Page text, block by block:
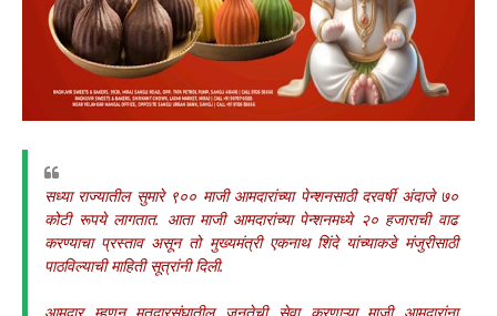
सध्या राज्यातील सुमारे ९०० माजी आमदारांच्या पेन्शनसाठी दरवर्षी अंदाजे ७०
कोटी रूपये लागतात. आता माजी आमदारांच्या पेन्शनमध्ये २० हजाराची वाढ
करण्याचा प्रस्ताव असून तो मुख्यमंत्री एकनाथ शिंदे यांच्याकडे मंजुरीसाठी
पाठविल्याची माहिती सूत्रांनी दिली.